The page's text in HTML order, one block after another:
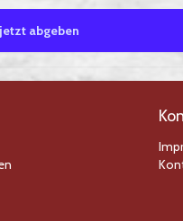
abgeben